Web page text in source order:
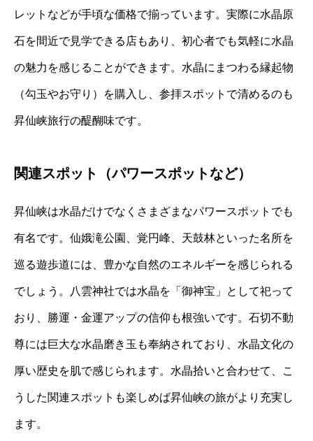
レットなどが手頃な価格で揃っています。実際に水晶原
石を間近で見学できる店もあり、初心者でも気軽に水晶
の魅力を感じることができます。水晶にまつわる縁起物
（勾玉やお守り）を購入し、参拝スポットで清めるのも
昇仙峡旅行の醍醐味です。
関連スポット（パワースポットなど）
昇仙峡は水晶だけでなくさまざまなパワースポットでも
有名です。仙娥滝公園、覚円峰、天鼓林といった名所を
巡る遊歩道には、豊かな自然のエネルギーを感じられる
でしょう。八雲神社では水晶を「御神宝」として祀って
おり、勝運・金運アップの信仰も根強いです。石切不動
尊には巨大な水晶磨き玉も奉納されており、水晶文化の
厚い歴史を肌で感じられます。水晶拾いと合わせて、こ
うした関連スポットも楽しめば昇仙峡の旅がより充実し
ます。